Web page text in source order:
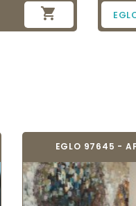

EGLO 97645 -